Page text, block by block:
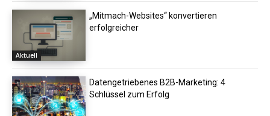
Aktuell
„Mitmach-Websites“ konvertieren
erfolgreicher
Datengetriebenes B2B-Marketing: 4
Schlüssel zum Erfolg